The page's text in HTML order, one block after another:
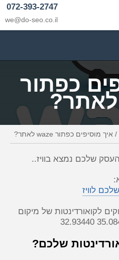
072-393-2747
we@do-seo.co.il
כפתור
/ איך מוסיפים כפתור waze לאתר?
שלכם נמצא בוויז..
לוויז
לקואורדינטות של מיקום
שלכם?